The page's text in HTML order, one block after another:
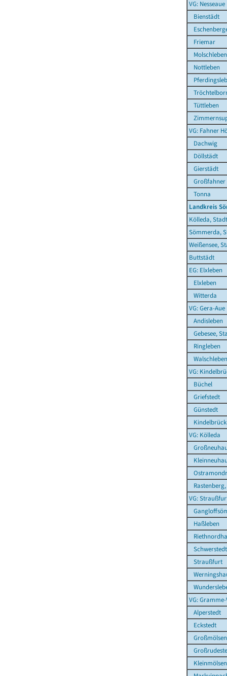
VG: Nesseaue
Bienstädt
Friemar
Molschleben
Nottleben
Tüttleben
VG: Fahner
Dachwig
Döllstädt
Gierstädt
Großfahner
Tonna
Landkreis
Kölleda, Stadt
Sömmerda,
Weißensee,
Buttstädt
EG: Elxleben
Elxleben
Witterda
VG: Gera-Aue
Andisleben
Gebesee,
Ringleben
Walschleben
VG:
Büchel
Griefstedt
Günstedt
Kindelbrück
VG: Kölleda
VG:
Haßleben
Schwerstedt
Straußfurt
VG:
Alperstedt
Eckstedt
Großmölsen
Kleinmölsen